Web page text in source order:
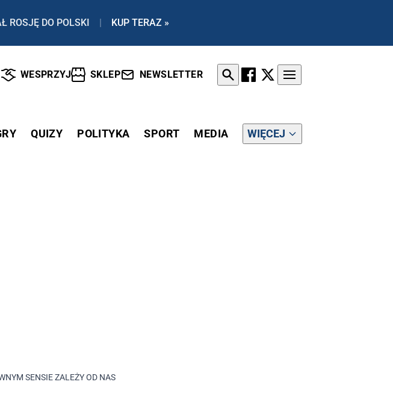
ROSJĘ DO POLSKI | KUP TERAZ »
WESPRZYJ SKLEP NEWSLETTER
QUIZY POLITYKA SPORT MEDIA WIĘCEJ
SENSIE ZALEŻY OD NAS